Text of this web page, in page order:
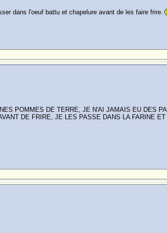
dans l'oeuf battu et chapelure avant de les faire frire.
POMMES DE TERRE, JE N'AI JAMAIS EU DES
DE FRIRE, JE LES PASSE DANS LA FARINE